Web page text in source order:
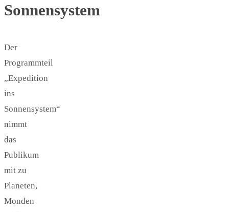
Sonnensystem
Der
Programmteil
„Expedition
ins
Sonnensystem“
nimmt
das
Publikum
mit zu
Planeten,
Monden